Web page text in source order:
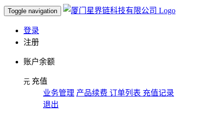
Toggle navigation
登录
注册
账户余额
元 充值
业务管理 产品续费 订单列表 充值记录
退出